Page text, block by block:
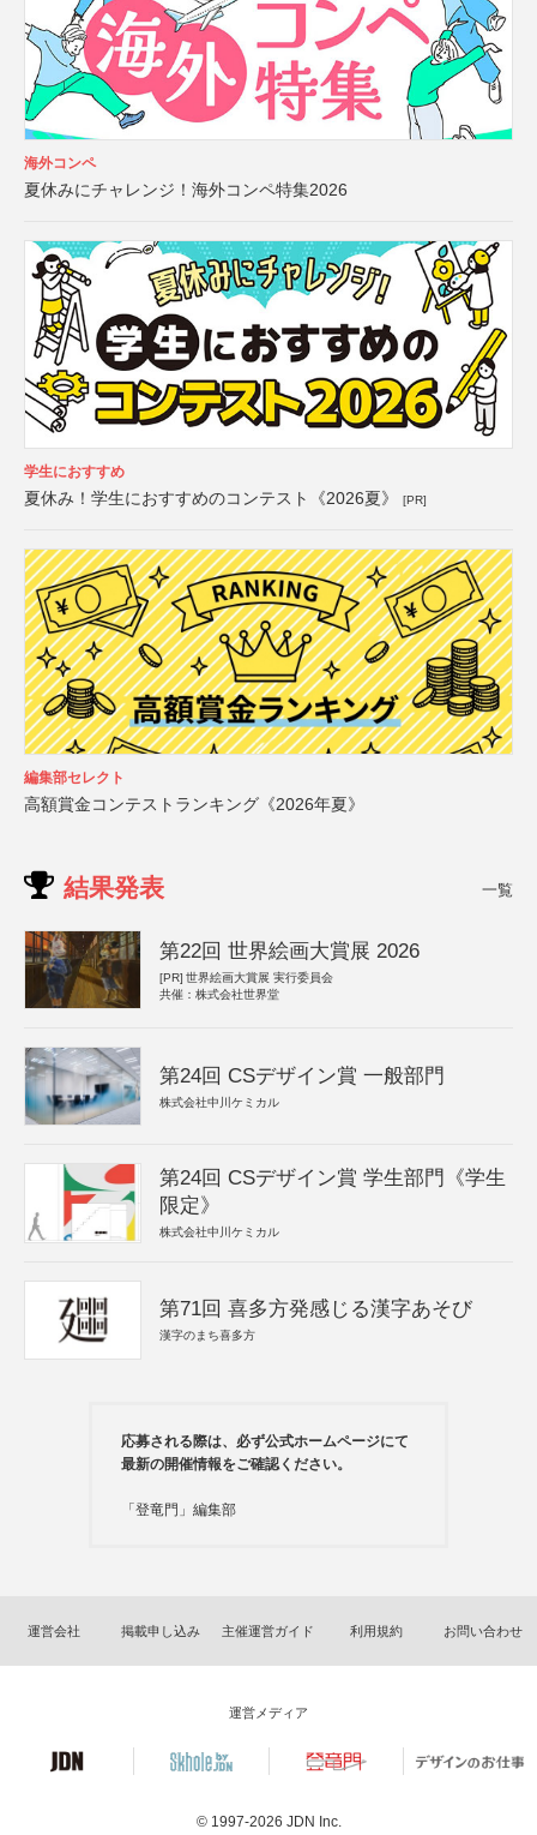
海外コンペ
夏休みにチャレンジ！海外コンペ特集2026
学生におすすめ
夏休み！学生におすすめのコンテスト《2026夏》 [PR]
編集部セレクト
高額賞金コンテストランキング《2026年夏》
結果発表 一覧
第22回 世界絵画大賞展 2026
[PR] 世界絵画大賞展 実行委員会
共催：株式会社世界堂
第24回 CSデザイン賞 一般部門
株式会社中川ケミカル
第24回 CSデザイン賞 学生部門《学生
限定》
株式会社中川ケミカル
第71回 喜多方発感じる漢字あそび
漢字のまち喜多方
応募される際は、必ず公式ホームページにて
最新の開催情報をご確認ください。
「登竜門」編集部
運営会社 掲載申し込み 主催運営ガイド 利用規約 お問い合わせ
運営メディア
© 1997-2026 JDN Inc.